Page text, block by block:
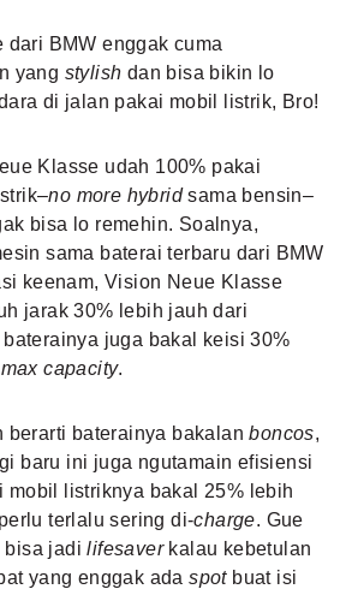
BMW enggak cuma
yang stylish dan bisa bikin lo
di jalan pakai mobil listrik, Bro!
Klasse udah 100% pakai
no more hybridsama bensin–
bisa lo remehin. Soalnya,
sama baterai terbaru dari BMW
keenam, Vision Neue Klasse
jarak 30% lebih jauh dari
juga bakal keisi 30%
max capacity.
berarti baterainya bakalanboncos,
baru ini juga ngutamain efisiensi
mobil listriknya bakal 25% lebih
terlalu sering di-charge. Gue
bisa jadilifesaver kalau kebetulan
yang enggak adaspot buat isi